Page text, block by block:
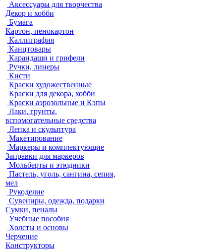
Аксессуары для творчества
Декор и хобби
Бумага
Картон, пенокартон
Каллиграфия
Канцтовары
Карандаши и грифели
Ручки, линеры
Кисти
Краски художественные
Краски для декора, хобби
Краски аэрозольные и Кэпы
Лаки, грунты,
вспомогательные средства
Лепка и скульптура
Макетирование
Маркеры и комплектующие
Заправки для маркеров
Мольберты и этюдники
Пастель, уголь, сангина, сепия,
мел
Рукоделие
Сувениры, одежда, подарки
Сумки, пеналы
Учебные пособия
Холсты и основы
Черчение
Конструкторы